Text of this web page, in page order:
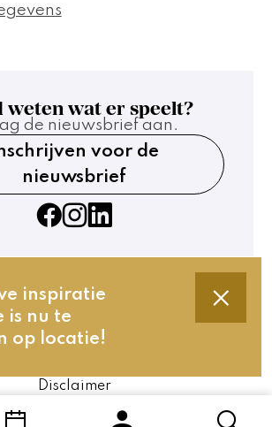
inspiratie
is nu te
op locatie!
weten wat er speelt?
de nieuwsbrief aan.
voor de
nieuwsbrief
Contact
Technische gegevens
Disclaimer